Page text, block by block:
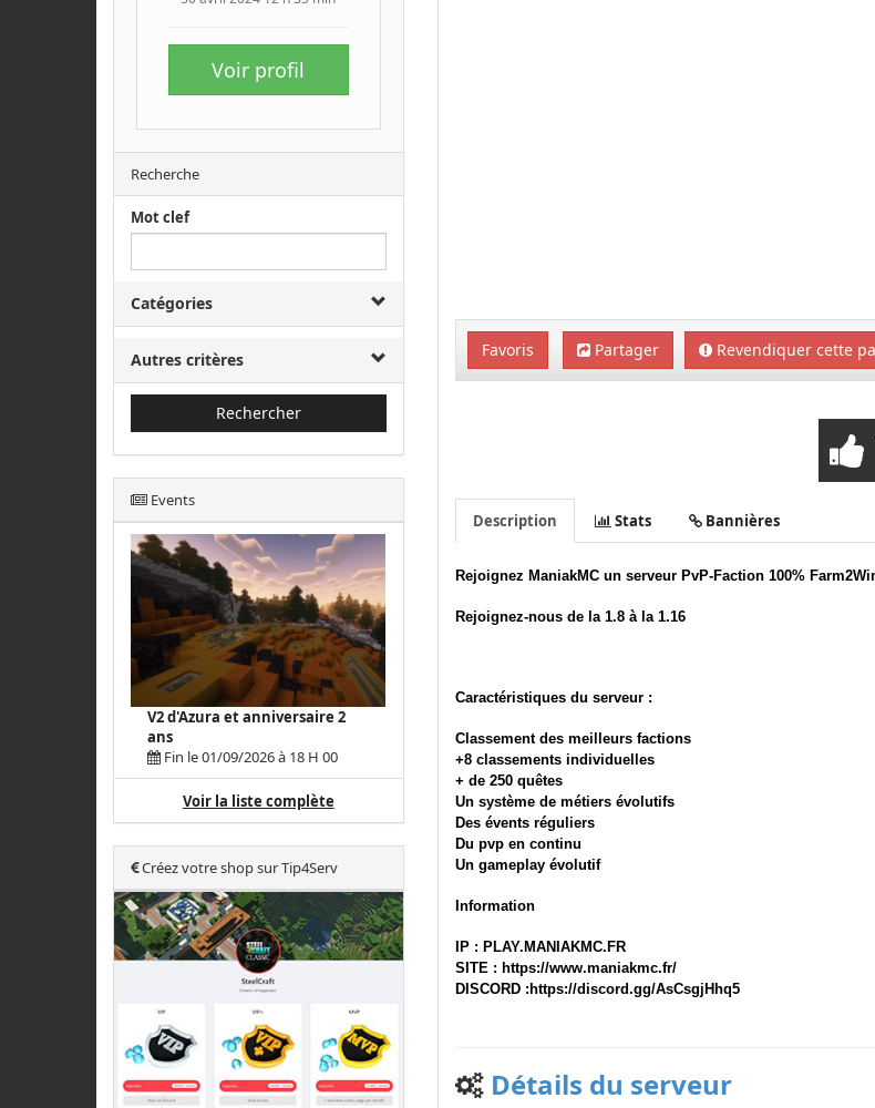
Voir profil
Recherche
Mot clef
Catégories
Autres critères
Rechercher
Events
V2 d'Azura et anniversaire 2
ans
Fin le 01/09/2026 à 18 H 00
Voir la liste complète
Créez votre shop sur Tip4Serv
Favoris Partager Revendiquer cette
Description Stats Bannières
Rejoignez ManiakMC un serveur PvP-Faction 100%
Rejoignez-nous de la 1.8 à la 1.16
Caractéristiques du serveur :
Classement des meilleurs factions
+8 classements individuelles
+ de 250 quêtes
Un système de métiers évolutifs
Des évents réguliers
Du pvp en continu
Un gameplay évolutif
Information
IP : PLAY.MANIAKMC.FR
SITE : https://www.maniakmc.fr/
DISCORD :https://discord.gg/AsCsgjHhq5
Détails du serveur